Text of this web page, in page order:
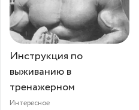
Инструкция по
выживанию в
тренажерном
Интересное